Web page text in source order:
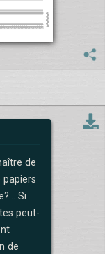
de
papiers
Si
peut-
de